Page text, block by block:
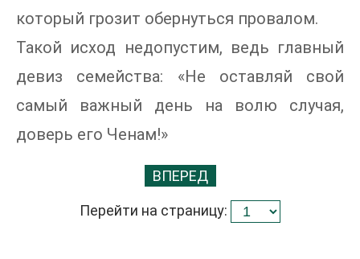
который грозит обернуться провалом.
Такой исход недопустим, ведь главный
девиз семейства: «Не оставляй свой
самый важный день на волю случая,
доверь его Ченам!»
ВПЕРЕД
Перейти на страницу: